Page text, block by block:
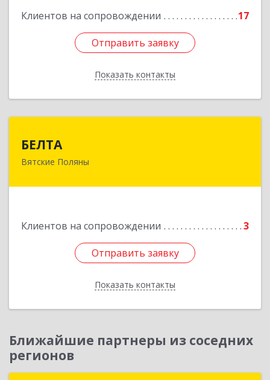
Клиентов на сопровождении 17
Отправить заявку
Показать контакты
Отправить заявку
Назад
БЕЛТА
Вятские Поляны
Клиентов на сопровождении 3
Отправить заявку
Показать контакты
612960, Кировская обл, Вятские Поляны г,
Отправить заявку
Назад
Ближайшие партнеры из соседних
регионов